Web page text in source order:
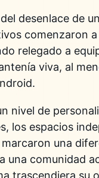
desenlace de
comenzaron
relegado a
viva, al
nivel de
los espacios
una
una comunidad